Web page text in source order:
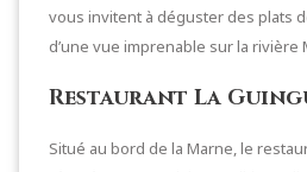
vous invitent à déguster des plats
d’une vue imprenable sur la rivière
Restaurant La
Situé au bord de la Marne, le